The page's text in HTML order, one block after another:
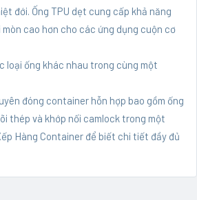
đới. Ống TPU dẹt cung cấp khả năng
mòn cao hơn cho các ứng dụng cuộn cơ
loại ống khác nhau trong cùng một
đóng container hỗn hợp bao gồm ống
thép và khớp nối camlock trong một
Hàng Container để biết chi tiết đầy đủ